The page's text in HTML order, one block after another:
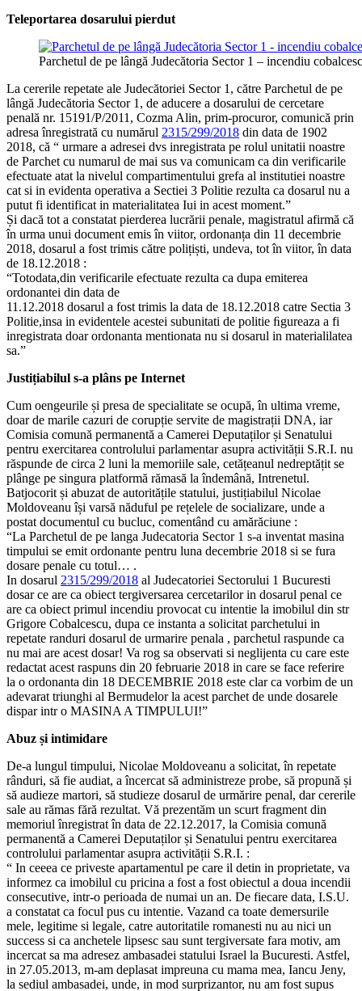
Teleportarea dosarului pierdut
Parchetul de pe lângă Judecătoria Sector 1 – incendiu
La cererile repetate ale Judecătoriei Sector 1, către Parchetul de pe
lângă Judecătoria Sector 1, de aducere a dosarului de cercetare
penală nr. 15191/P/2011, Cozma Alin, prim-procuror, comunică prin
adresa înregistrată cu numărul 2315/299/2018 din data de 1902
2018, că “ urmare a adresei dvs inregistrata pe rolul unitatii noastre
de Parchet cu numarul de mai sus va comunicam ca din verificarile
efectuate atat la nivelul compartimentului grefa al institutiei noastre
cat si in evidenta operativa a Sectiei 3 Politie rezulta ca dosarul nu a
putut fi identificat in materialitatea Iui in acest moment.”
Și dacă tot a constatat pierderea lucrării penale, magistratul afirmă că
în urma unui document emis în viitor, ordonanța din 11 decembrie
2018, dosarul a fost trimis către polițiști, undeva, tot în viitor, în data
de 18.12.2018 :
“Totodata,din verificarile efectuate rezulta ca dupa emiterea
ordonantei din data de
11.12.2018 dosarul a fost trimis la data de 18.12.2018 catre Sectia 3
Politie,insa in evidentele acestei subunitati de politie ﬁgureaza a fi
inregistrata doar ordonanta mentionata nu si dosarul in materialilatea
sa.”
Justițiabilul s-a plâns pe Internet
Cum oengeurile și presa de specialitate se ocupă, în ultima vreme,
doar de marile cazuri de corupție servite de magistrații DNA, iar
Comisia comună permanentă a Camerei Deputaților și Senatului
pentru exercitarea controlului parlamentar asupra activității S.R.I. nu
răspunde de circa 2 luni la memoriile sale, cetățeanul nedreptățit se
plânge pe singura platformă rămasă la îndemână, Intrenetul.
Batjocorit și abuzat de autoritățile statului, justițiabilul Nicolae
Moldoveanu își varsă năduful pe rețelele de socializare, unde a
postat documentul cu bucluc, comentând cu amărăciune :
“La Parchetul de pe langa Judecatoria Sector 1 s-a inventat masina
timpului se emit ordonante pentru luna decembrie 2018 si se fura
dosare penale cu totul… .
In dosarul 2315/299/2018 al Judecatoriei Sectorului 1 Bucuresti
dosar ce are ca obiect tergiversarea cercetarilor in dosarul penal ce
are ca obiect primul incendiu provocat cu intentie la imobilul din str
Grigore Cobalcescu, dupa ce instanta a solicitat parchetului in
repetate randuri dosarul de urmarire penala , parchetul raspunde ca
nu mai are acest dosar! Va rog sa observati si neglijenta cu care este
redactat acest raspuns din 20 februarie 2018 in care se face referire
la o ordonanta din 18 DECEMBRIE 2018 este clar ca vorbim de un
adevarat triunghi al Bermudelor la acest parchet de unde dosarele
dispar intr o MASINA A TIMPULUI!”
Abuz și intimidare
De-a lungul timpului, Nicolae Moldoveanu a solicitat, în repetate
rânduri, să fie audiat, a încercat să administreze probe, să propună și
să audieze martori, să studieze dosarul de urmărire penal, dar cererile
sale au rămas fără rezultat. Vă prezentăm un scurt fragment din
memoriul înregistrat în data de 22.12.2017, la Comisia comună
permanentă a Camerei Deputaților și Senatului pentru exercitarea
controlului parlamentar asupra activității S.R.I. :
“ In ceeea ce priveste apartamentul pe care il detin in proprietate, va
informez ca imobilul cu pricina a fost a fost obiectul a doua incendii
consecutive, intr-o perioada de numai un an. De fiecare data, I.S.U.
a constatat ca focul pus cu intentie. Vazand ca toate demersurile
mele, legitime si legale, catre autoritatile romanesti nu au nici un
success si ca anchetele lipsesc sau sunt tergiversate fara motiv, am
incercat sa ma adresez ambasadei statului Israel la Bucuresti. Astfel,
in 27.05.2013, m-am deplasat impreuna cu mama mea, Iancu Jeny,
la sediul ambasadei, unde, in mod surprizantor, nu am fost supus